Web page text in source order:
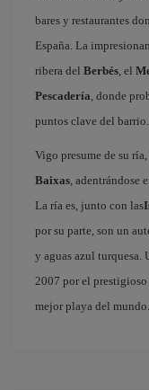
bares y restaurantes
España. La
ribera del Berbés, el
Pescadería, donde
puntos clave del barrio.
Vigo presume de su
Baixas, adentrándose
La ría es, junto con las
por su parte, son un
y aguas azul turquesa.
2007 por el
mejor playa del mundo.